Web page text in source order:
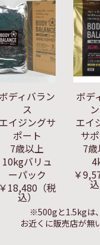
ディバラン
ス
イジングサ
ポート
7歳以上
10kgバリュ
ーパック
18,480 （税
込）
ボデ
エイ
サ
7
￥
込
※500gと1.5kgは
お近くに販売店が無